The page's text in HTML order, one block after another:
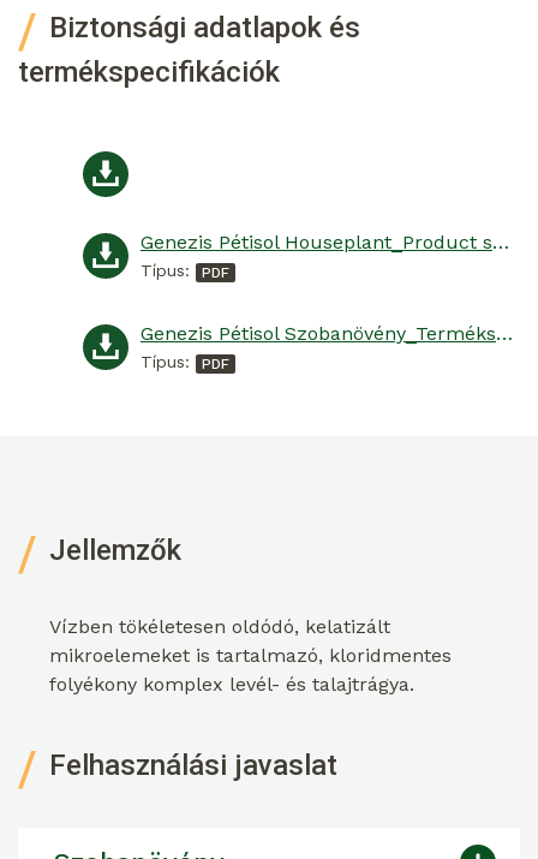
Biztonsági adatlapok és
termékspecifikációk
Genezis Pétisol Houseplant_Product specification
Típus:
Genezis Pétisol Szobanövény_Termékspecifikáció
Típus:
Jellemzők
Vízben tökéletesen oldódó, kelatizált
mikroelemeket is tartalmazó, kloridmentes
folyékony komplex levél- és talajtrágya.
Felhasználási javaslat